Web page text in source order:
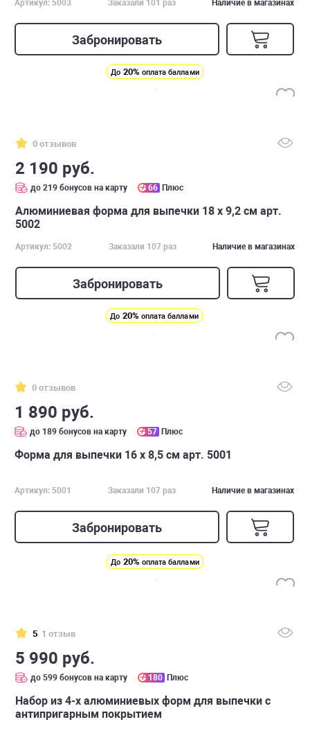
Артикул: 5003 Заказали 101 раз Наличие в магазинах
Забронировать
До 20% оплата баллами
0 отзывов
2 190 руб.
до 219 бонусов на карту 66 Плюс
Алюминиевая форма для выпечки 18 х 9,2 см арт.
5002
Артикул: 5002 Заказали 107 раз Наличие в магазинах
Забронировать
До 20% оплата баллами
0 отзывов
1 890 руб.
до 189 бонусов на карту 57 Плюс
Форма для выпечки 16 х 8,5 см арт. 5001
Артикул: 5001 Заказали 107 раз Наличие в магазинах
Забронировать
До 20% оплата баллами
5 1 отзыв
5 990 руб.
до 599 бонусов на карту 180 Плюс
Набор из 4-х алюминиевых форм для выпечки с
антипригарным покрытием